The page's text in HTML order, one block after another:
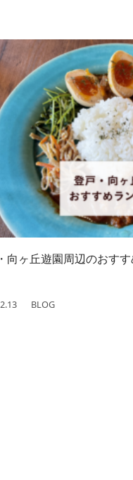
向ヶ丘遊園周辺のおす
BLOG